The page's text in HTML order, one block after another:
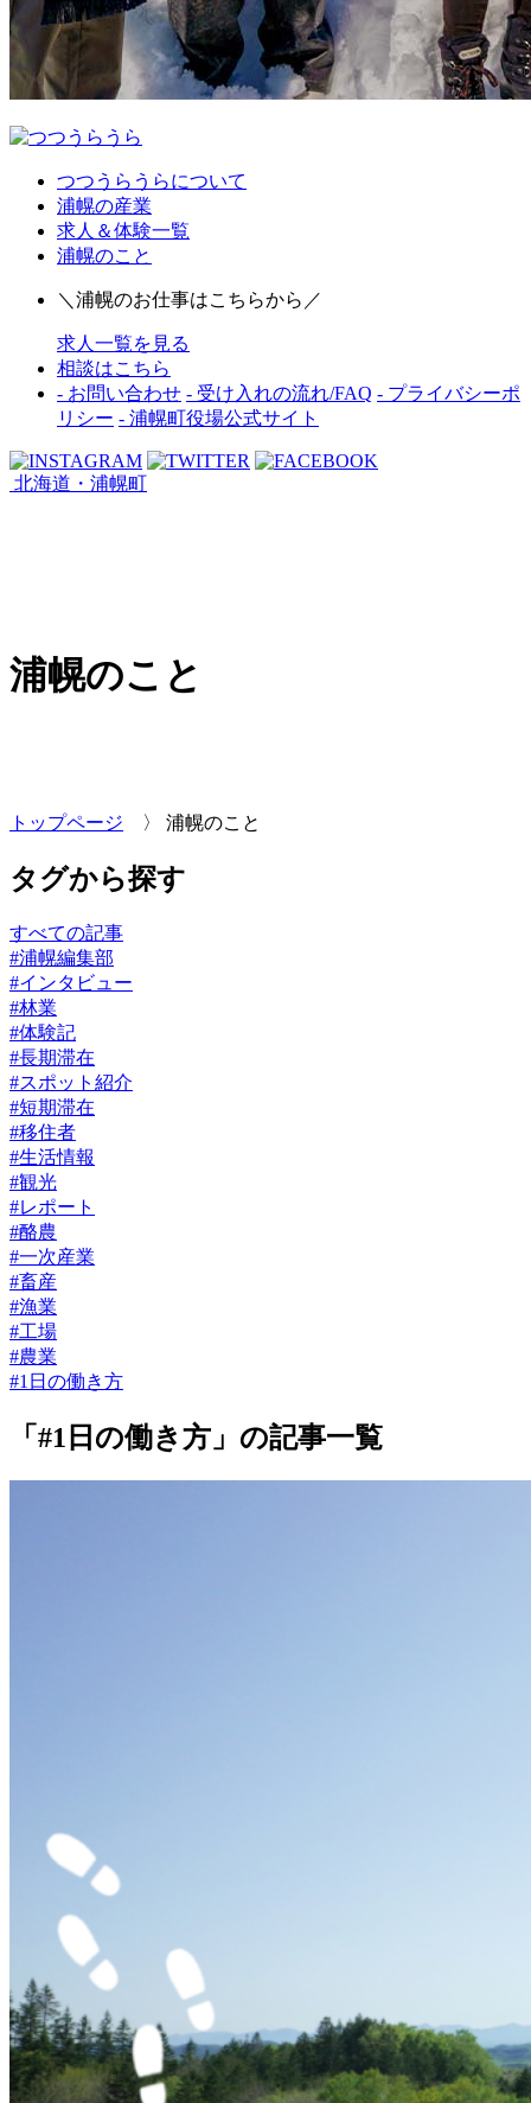
つつうらうらについて
浦幌の産業
求人＆体験一覧
浦幌のこと
＼浦幌のお仕事はこちらから／
求人一覧を見る
相談はこちら
- お問い合わせ - 受け入れの流れ/FAQ - プライバシーポ
リシー - 浦幌町役場公式サイト
北海道・浦幌町
浦幌のこと
トップページ 〉 浦幌のこと
タグから探す
すべての記事
#浦幌編集部
#インタビュー
#林業
#体験記
#長期滞在
#スポット紹介
#短期滞在
#移住者
#生活情報
#観光
#レポート
#酪農
#一次産業
#畜産
#漁業
#工場
#農業
#1日の働き方
「#1日の働き方」の記事一覧